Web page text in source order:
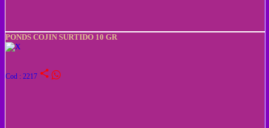
PONDS COJIN SURTIDO 10 GR
Cod : 2217 share